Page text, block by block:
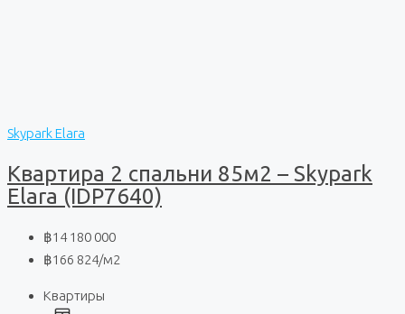
Skypark Elara
Квартира 2 спальни 85м2 – Skypark
Elara (IDP7640)
฿14 180 000
฿166 824/м2
Квартиры